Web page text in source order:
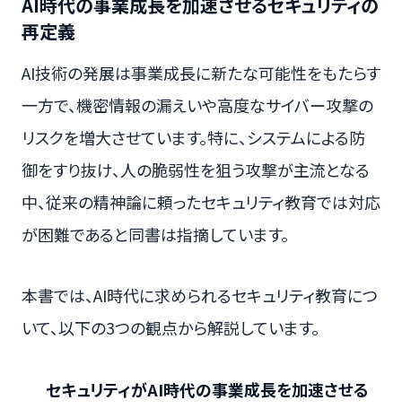
再定義
AI技術の発展は事業成長に新たな可能性をもたらす
一方で、機密情報の漏えいや高度なサイバー攻撃の
リスクを増大させています。特に、システムによる防
御をすり抜け、人の脆弱性を狙う攻撃が主流となる
中、従来の精神論に頼ったセキュリティ教育では対応
が困難であると同書は指摘しています。
本書では、AI時代に求められるセキュリティ教育につ
いて、以下の3つの観点から解説しています。
セキュリティがAI時代の事業成長を加速させる